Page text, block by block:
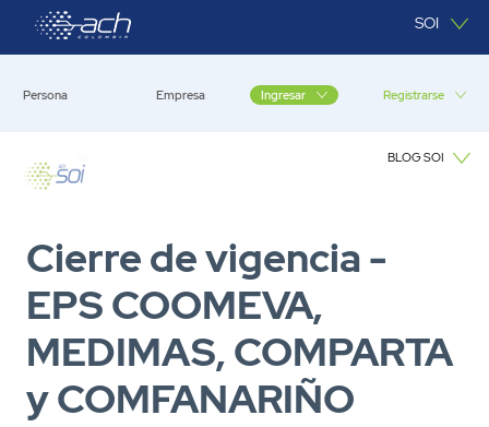
Saltar al contenido principal SOI
Persona Empresa Ingresar Registrarse
BLOG SOI
Cierre de vigencia -
EPS COOMEVA,
MEDIMAS, COMPARTA
y COMFANARIÑO